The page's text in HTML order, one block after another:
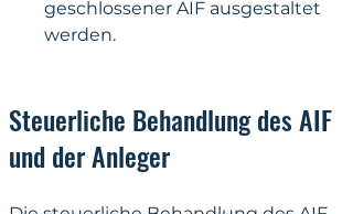
geschlossener AIF ausgestaltet
werden.
Steuerliche Behandlung des AIF
und der Anleger